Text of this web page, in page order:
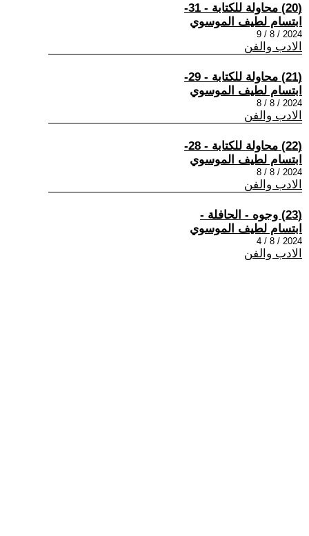
(20) محاولة للكتابة - 31-
ابتسام لطيف الموسوي
2024 / 8 / 9
الادب والفن
(21) محاولة للكتابة - 29-
ابتسام لطيف الموسوي
2024 / 8 / 8
الادب والفن
(22) محاولة للكتابة - 28-
ابتسام لطيف الموسوي
2024 / 8 / 8
الادب والفن
(23) وجوه - الحافلة -
ابتسام لطيف الموسوي
2024 / 8 / 4
الادب والفن